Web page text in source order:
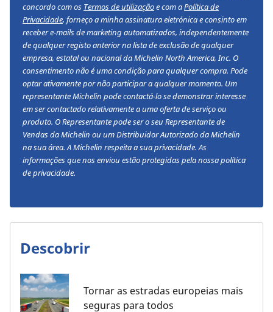
concordo com os Termos de utilizaçãoe com aPolítica de
Privacidade, forneço a minha assinatura eletrónica e consinto em
receber e-mails de marketing automatizados, independentemente
de qualquer registo anterior na lista de exclusão de qualquer
empresa, estatal ou nacional da Michelin North America, Inc. O
consentimento não é uma condição para qualquer compra. Pode
optar ativamente por não participar a qualquer momento. Um
representante Michelin pode contactá-lo se demonstrar interesse
em ser contactado relativamente a uma oferta de serviço ou
produto. O Representante pode ser o seu Representante de
Vendas da Michelin ou um Distribuidor Autorizado da Michelin
na sua área. A Michelin respeita a sua privacidade. As
informações que nos enviou estão protegidas pela nossa política
de privacidade.
Descobrir
Tornar as estradas europeias mais
seguras para todos